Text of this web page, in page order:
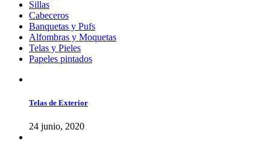
Sillas
Cabeceros
Banquetas y Pufs
Alfombras y Moquetas
Telas y Pieles
Papeles pintados
Telas de Exterior
24 junio, 2020